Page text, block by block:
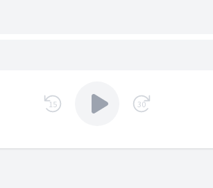
15 30